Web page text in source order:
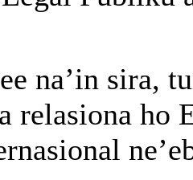
na’in sira,
relasiona ho